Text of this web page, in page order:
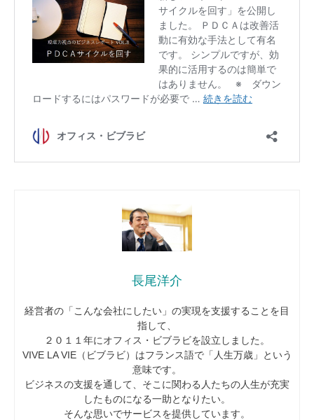
長尾洋介
経営者の「こんな会社にしたい」の実現を支援することを目
指して、
２０１１年にオフィス・ビブラビを設立しました。
VIVE LA VIE（ビブラビ）はフランス語で「人生万歳」という
意味です。
ビジネスの支援を通して、そこに関わる人たちの人生が充実
したものになる一助となりたい。
そんな思いでサービスを提供しています。